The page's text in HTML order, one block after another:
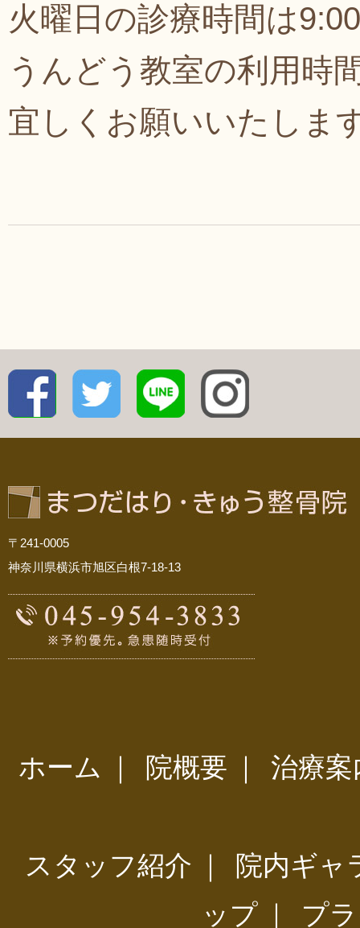
火曜日の診療時間は
うんどう教室の利用時
宜しくお願いいたしま
〒241-0005
神奈川県横浜市旭区白根7-18-13
ホーム ｜ 院概要 ｜ 治療案
スタッフ紹介 ｜
院内ギャ
ップ ｜ プ